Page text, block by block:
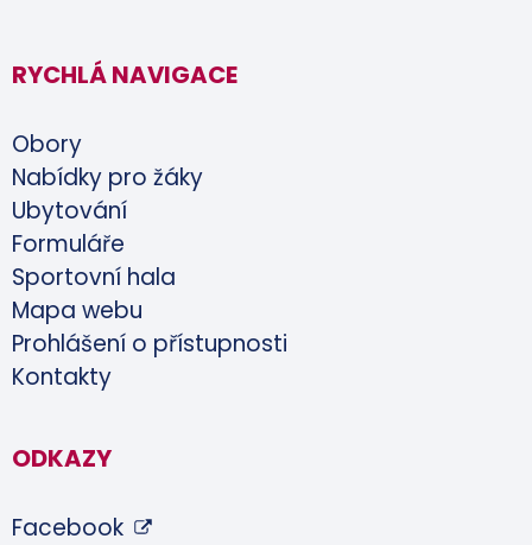
RYCHLÁ NAVIGACE
Obory
Nabídky pro žáky
Ubytování
Formuláře
Sportovní hala
Mapa webu
Prohlášení o přístupnosti
Kontakty
ODKAZY
Facebook